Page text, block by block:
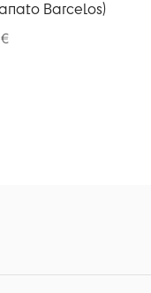
Barcelos)
€